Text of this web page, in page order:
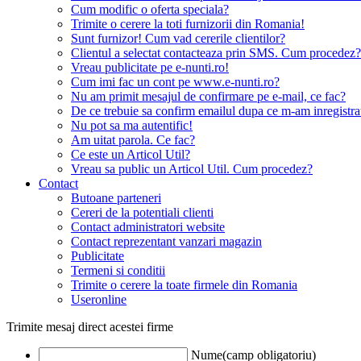
Cum modific o oferta speciala?
Trimite o cerere la toti furnizorii din Romania!
Sunt furnizor! Cum vad cererile clientilor?
Clientul a selectat contacteaza prin SMS. Cum procedez?
Vreau publicitate pe e-nunti.ro!
Cum imi fac un cont pe www.e-nunti.ro?
Nu am primit mesajul de confirmare pe e-mail, ce fac?
De ce trebuie sa confirm emailul dupa ce m-am
Nu pot sa ma autentific!
Am uitat parola. Ce fac?
Ce este un Articol Util?
Vreau sa public un Articol Util. Cum procedez?
Contact
Butoane parteneri
Cereri de la potentiali clienti
Contact administratori website
Contact reprezentant vanzari magazin
Publicitate
Termeni si conditii
Trimite o cerere la toate firmele din Romania
Useronline
Trimite mesaj direct acestei firme
Nume(camp obligatoriu)